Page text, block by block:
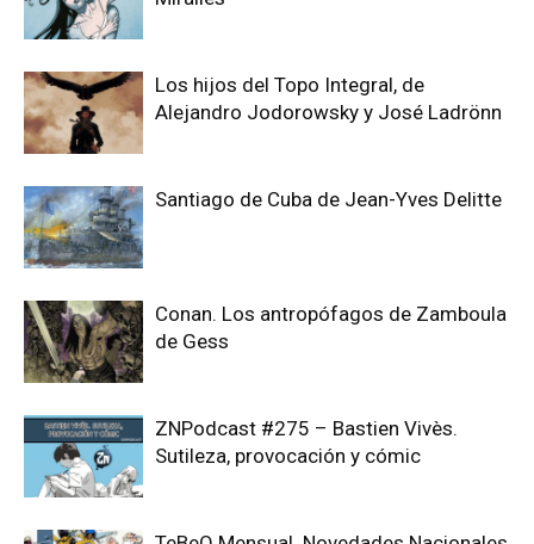
Los hijos del Topo Integral, de
Alejandro Jodorowsky y José Ladrönn
Santiago de Cuba de Jean-Yves Delitte
Conan. Los antropófagos de Zamboula
de Gess
ZNPodcast #275 – Bastien Vivès.
Sutileza, provocación y cómic